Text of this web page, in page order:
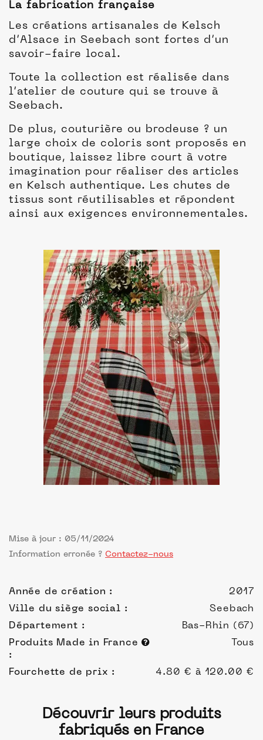
La fabrication française
Les créations artisanales de Kelsch
d’Alsace in Seebach sont fortes d’un
savoir-faire local.
Toute la collection est réalisée dans
l’atelier de couture qui se trouve à
Seebach.
De plus, couturière ou brodeuse ? un
large choix de coloris sont proposés en
boutique, laissez libre court à votre
imagination pour réaliser des articles
en Kelsch authentique. Les chutes de
tissus sont réutilisables et répondent
ainsi aux exigences environnementales.
Mise à jour : 05/11/2024
Information erronée ? Contactez-nous
Année de création :
2017
Ville du siège social :
Seebach
Département :
Bas-Rhin (67)
Produits Made in France
:
Tous
Fourchette de prix : 4.80 € à 120.00 €
Découvrir leurs produits
fabriqués en France